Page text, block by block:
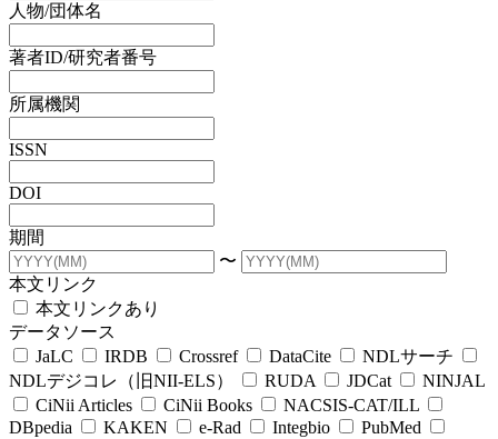
人物/団体名
著者ID/研究者番号
所属機関
ISSN
DOI
期間
〜
本文リンク
本文リンクあり
データソース
JaLC
IRDB Crossref DataCite
NDLサーチ
NDLデジコレ（旧NII-ELS）
RUDA JDCat
NINJAL
CiNii Articles
CiNii Books
NACSIS-CAT/ILL
DBpedia
KAKEN e-Rad Integbio
PubMed